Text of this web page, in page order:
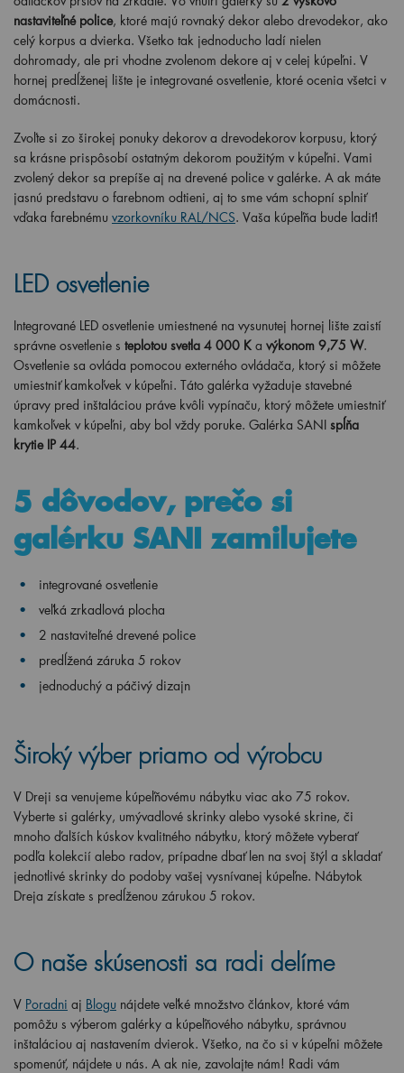
nastaviteľné police, ktoré majú rovnaký dekor alebo drevodekor, ako
celý korpus a dvierka. Všetko tak jednoducho ladí nielen
dohromady, ale pri vhodne zvolenom dekore aj v celej kúpeľni. V
hornej predĺženej lište je integrované osvetlenie, ktoré ocenia všetci v
domácnosti.
Zvoľte si zo širokej ponuky dekorov a drevodekorov korpusu, ktorý
sa krásne prispôsobí ostatným dekorom použitým v kúpeľni. Vami
zvolený dekor sa prepíše aj na drevené police v galérke. A ak máte
jasnú predstavu o farebnom odtieni, aj to sme vám schopní splniť
vďaka farebnému vzorkovníku RAL/NCS. Vaša kúpeľňa bude ladiť!
LED osvetlenie
Integrované LED osvetlenie umiestnené na vysunutej hornej lište zaistí
správne osvetlenie s teplotou svetla 4 000 K a výkonom 9,75 W.
Osvetlenie sa ovláda pomocou externého ovládača, ktorý si môžete
umiestniť kamkoľvek v kúpeľni. Táto galérka vyžaduje stavebné
úpravy pred inštaláciou práve kvôli vypínaču, ktorý môžete umiestniť
kamkoľvek v kúpeľni, aby bol vždy poruke. Galérka SANI spĺňa
krytie IP 44.
5 dôvodov, prečo si
galérku SANI zamilujete
integrované osvetlenie
veľká zrkadlová plocha
2 nastaviteľné drevené police
predĺžená záruka 5 rokov
jednoduchý a páčivý dizajn
Široký výber priamo od výrobcu
V Dreji sa venujeme kúpeľňovému nábytku viac ako 75 rokov.
Vyberte si galérky, umývadlové skrinky alebo vysoké skrine, či
mnoho ďalších kúskov kvalitného nábytku, ktorý môžete vyberať
podľa kolekcií alebo radov, prípadne dbať len na svoj štýl a skladať
jednotlivé skrinky do podoby vašej vysnívanej kúpeľne. Nábytok
Dreja získate s predĺženou zárukou 5 rokov.
O naše skúsenosti sa radi delíme
V Poradni aj Blogu nájdete veľké množstvo článkov, ktoré vám
pomôžu s výberom galérky a kúpeľňového nábytku, správnou
inštaláciou aj nastavením dvierok. Všetko, na čo si v kúpeľni môžete
spomenúť, nájdete u nás. A ak nie, zavolajte nám! Radi vám